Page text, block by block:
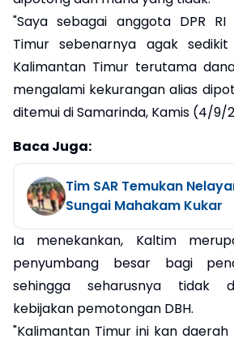
"Saya sebagai anggota DPR
Timur sebenarnya agak
Kalimantan Timur terutama
mengalami kekurangan alias
ditemui di Samarinda, Kamis (4/9/
Baca Juga:
Tim SAR Temukan
Sungai Mahakam Kukar
Ia menekankan, Kaltim
penyumbang besar bagi
sehingga seharusnya tidak
kebijakan pemotongan DBH.
"Kalimantan Timur ini kan daerah